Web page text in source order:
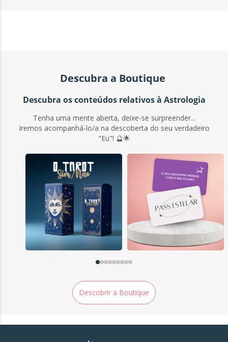
Descubra a Boutique
Descubra os conteúdos relativos à Astrologia
Tenha uma mente aberta, deixe-se surpreender...
Iremos acompanhá-lo/a na descoberta do seu verdadeiro
"Eu"! 🔮🌟
Descobrir a Boutique